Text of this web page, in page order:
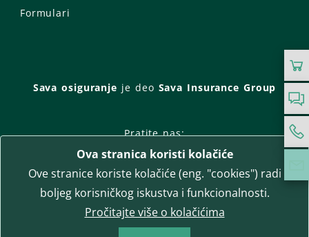
Formulari
Sava osiguranje je deo Sava Insurance Group
Pratite nas:
Facebook
Instagram
LinkedIn
Twitter
YouTube
WhatsApp
T-media d.o.o. | napredne komunikacije
Ova stranica koristi kolačiće
Ove stranice koriste kolačiće (eng. "cookies") radi
boljeg korisničkog iskustva i funkcionalnosti.
Pročitajte više o kolačićima